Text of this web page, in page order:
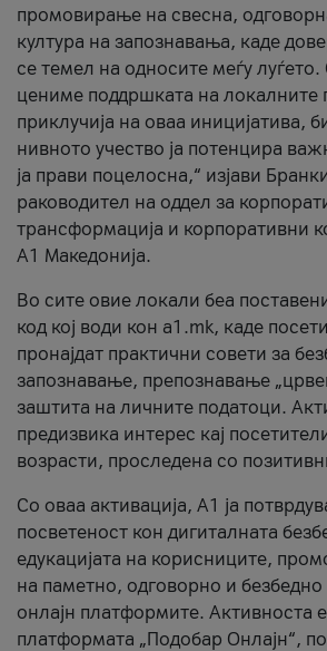
промовирање на свесна,
култура на запознавања, каде
се темел на односите меѓу луѓето.
цениме поддршката на локалните
приклучија на оваа иницијатива,
нивното учество ја потенцира
ја прави поцелосна,“ изјави
раководител на оддел за
трансформација и корпоративни
А1 Македонија.
Во сите овие локали беа
код кој води кон a1.mk, каде
пронајдат практични совети за
запознавање, препознавање
заштита на личните податоци.
предизвика интерес кај
возрасти, проследена со
Со оваа активација, А1 ја
посветеност кон дигиталната
едукацијата на корисниците,
на паметно, одговорно и
онлајн платформите. Активноста
платформата „Подобар Онлајн“,